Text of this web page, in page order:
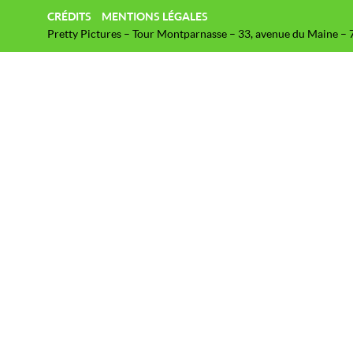
CRÉDITS
MENTIONS LÉGALES
Pretty Pictures – Tour Montparnasse – 33, avenue du Maine –